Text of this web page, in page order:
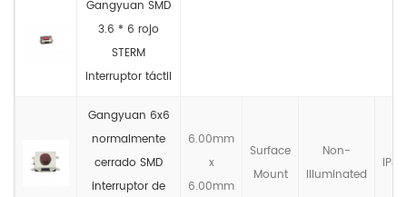
Gangyuan SMD
3.6 * 6 rojo
STERM
interruptor táctil
Gangyuan 6x6
normalmente
cerrado SMD
interruptor de
6.00mm
x
6.00mm
Surface
Mount
Non-
llluminated
IP4X